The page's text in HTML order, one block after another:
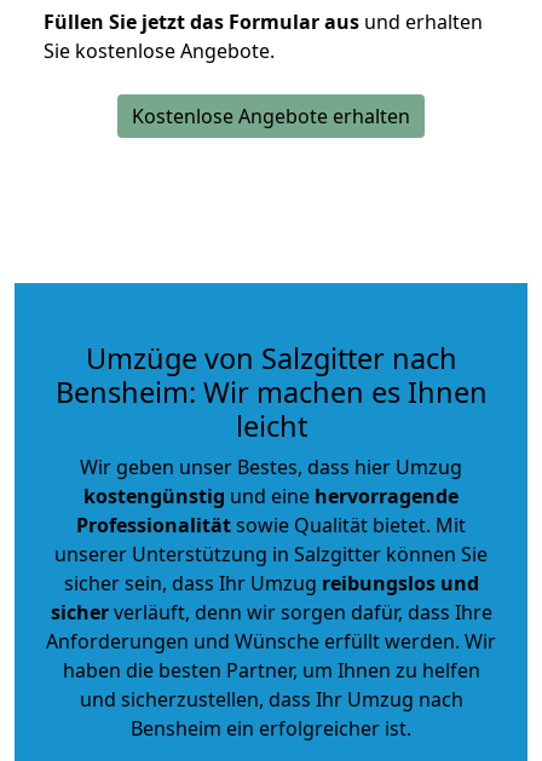
Füllen Sie jetzt das Formular aus und erhalten
Sie kostenlose Angebote.
Kostenlose Angebote erhalten
Umzüge von Salzgitter nach
Bensheim: Wir machen es Ihnen
leicht
Wir geben unser Bestes, dass hier Umzug
kostengünstig und eine hervorragende
Professionalitätsowie Qualität bietet. Mit
unserer Unterstützung in Salzgitter können Sie
sicher sein, dass Ihr Umzug reibungslos und
sicherverläuft, denn wir sorgen dafür, dass Ihre
Anforderungen und Wünsche erfüllt werden. Wir
haben die besten Partner, um Ihnen zu helfen
und sicherzustellen, dass Ihr Umzug nach
Bensheim ein erfolgreicher ist.